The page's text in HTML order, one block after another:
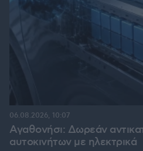
Αγαθονήσι: Δωρεάν
αυτοκινήτων με ηλεκτρικά
06.08.2026, 10:07